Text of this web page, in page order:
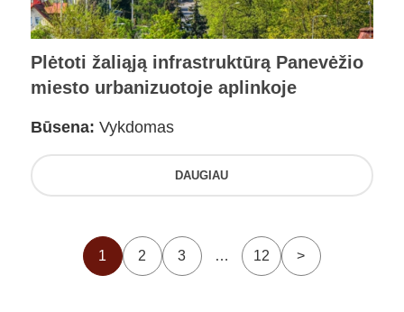
Plėtoti žaliąją infrastruktūrą Panevėžio
miesto urbanizuotoje aplinkoje
Būsena: Vykdomas
DAUGIAU
1 2 3 … 12 >